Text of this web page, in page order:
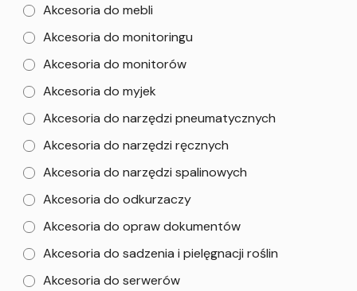
Akcesoria do mebli
Akcesoria do monitoringu
Akcesoria do monitorów
Akcesoria do myjek
Akcesoria do narzędzi pneumatycznych
Akcesoria do narzędzi ręcznych
Akcesoria do narzędzi spalinowych
Akcesoria do odkurzaczy
Akcesoria do opraw dokumentów
Akcesoria do sadzenia i pielęgnacji roślin
Akcesoria do serwerów